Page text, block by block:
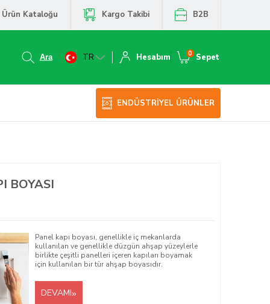
Ürün Kataloğu Kargo Takibi B2B
TR Hesabım Sepet
0
ENDÜSTRİYEL ÜRÜNLER
BOYASI
Panel kapı boyası, genellikle iç mekanlarda
kullanılan ve genellikle düzgün ahşap yüzeylerle
birlikte çeşitli panelleri içeren kapıları boyamak
için kullanılan bir tür ahşap boyasıdır.
DEVAMI